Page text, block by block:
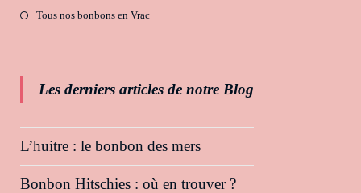
Tous nos bonbons en Vrac
Les derniers articles de notre Blog
L’huitre : le bonbon des mers
Bonbon Hitschies : où en trouver ?